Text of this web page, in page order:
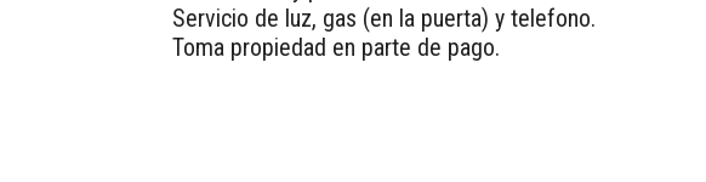
Servicio de luz, gas (en la puerta) y telefono.
Toma propiedad en parte de pago.